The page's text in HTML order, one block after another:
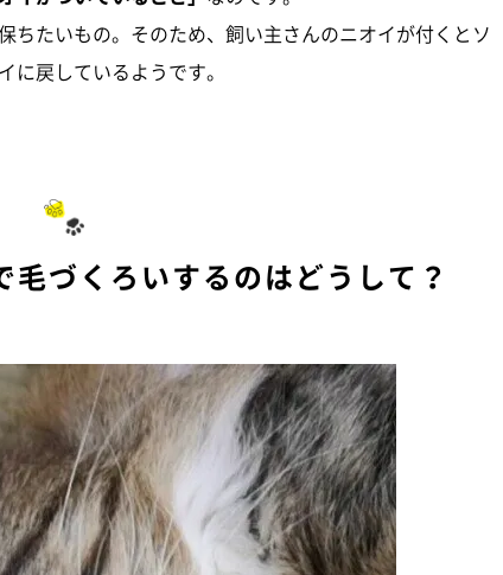
ちたいもの。そのため、飼い主さんのニオイが付くとソ
戻しているようです。
づくろいするのはどうして？